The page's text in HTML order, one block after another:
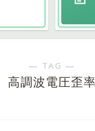
― TAG ―
高調波電圧歪率